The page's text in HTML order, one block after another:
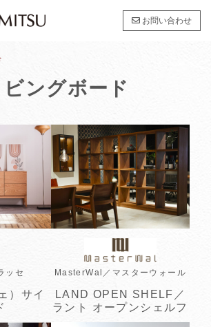
お問い合わせ
ビングボード
ッセ
）サイ
MasterWal／マスターウォール
LAND OPEN SHELF／
ラント オープンシェルフ